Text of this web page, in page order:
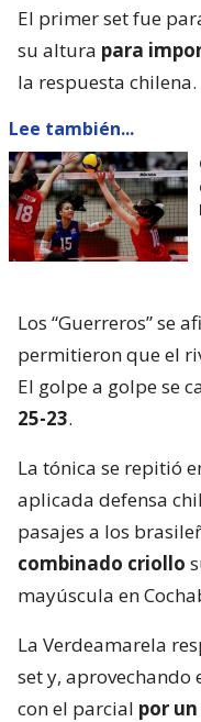
El primer set fue
su altura para
la respuesta chilena.
Lee también...
Los “Guerreros” se
permitieron que el
El golpe a golpe se
25-23.
La tónica se repitió
aplicada defensa
pasajes a los
combinado criollo
mayúscula en
La Verdeamarela
set y, aprovechando
con el parcial por